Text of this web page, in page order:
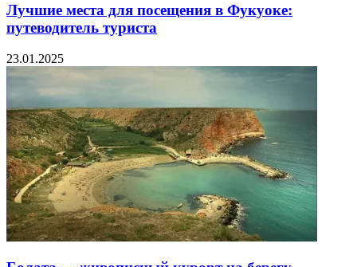
Лучшие места для посещения в Фукуоке:
путеводитель туриста
23.01.2025